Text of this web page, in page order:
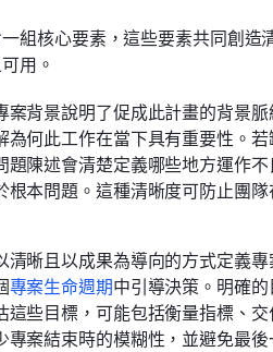
組核心要素，這些要素共同創造
用。
案背景說明了促成此計畫的背景
為何此工作在當下具有重要性。
題陳述會清楚定義哪些地方運作
根本問題。這種清晰度可防止團
清晰且以成果為導向的方式定義
專案生命週期中引導決策。明確
這些目標，可能包括衡量指標、
案結束時的模糊性，並避免最